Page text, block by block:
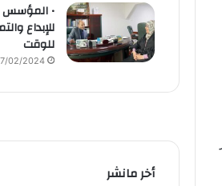
• المؤسس
للإبداع
للوقت
02/2024
أخر مانشر